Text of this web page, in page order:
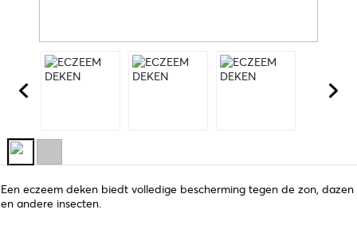
Een eczeem deken biedt volledige bescherming tegen de zon, dazen
en andere insecten.